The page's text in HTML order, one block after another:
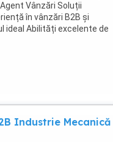
Vânzări Soluții
în vânzări B2B și
ideal Abilități excelente de
Industrie Mecanică